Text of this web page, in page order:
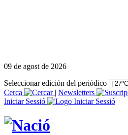
09 de agost de 2026
Seleccionar edición del periódico
Cerca
| Newsletters
Iniciar Sessió